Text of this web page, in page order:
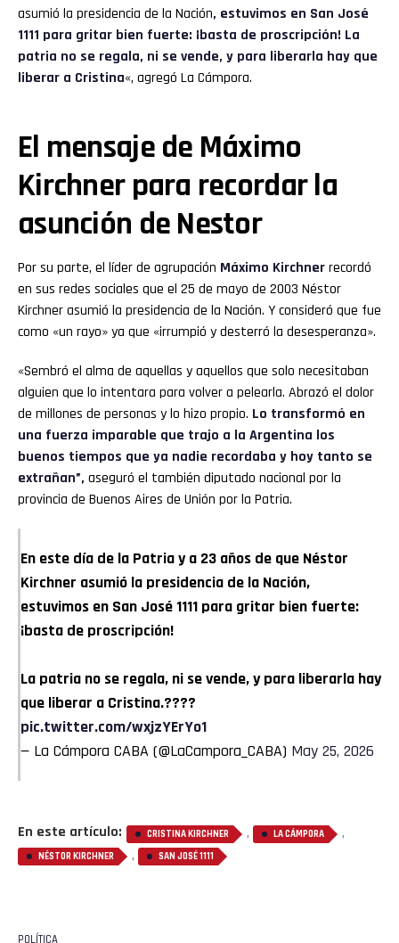
asumió la presidencia de la Nación, estuvimos en San José
1111 para gritar bien fuerte: ¡basta de proscripción! La
patria no se regala, ni se vende, y para liberarla hay que
liberar a Cristina«, agregó La Cámpora.
El mensaje de Máximo
Kirchner para recordar la
asunción de Nestor
Por su parte, el líder de agrupación Máximo Kirchnerrecordó
en sus redes sociales que el 25 de mayo de 2003 Néstor
Kirchner asumió la presidencia de la Nación. Y consideró que fue
como «un rayo» ya que «irrumpió y desterró la desesperanza».
«Sembró el alma de aquellas y aquellos que solo necesitaban
alguien que lo intentara para volver a pelearla. Abrazó el dolor
de millones de personas y lo hizo propio. Lo transformó en
una fuerza imparable que trajo a la Argentina los
buenos tiempos que ya nadie recordaba y hoy tanto se
extrañan”, aseguró el también diputado nacional por la
provincia de Buenos Aires de Unión por la Patria.
En este día de la Patria y a 23 años de que Néstor
Kirchner asumió la presidencia de la Nación,
estuvimos en San José 1111 para gritar bien fuerte:
¡basta de proscripción!
La patria no se regala, ni se vende, y para liberarla hay
que liberar a Cristina.????
pic.twitter.com/wxjzYErYo1
— La Cámpora CABA (@LaCampora_CABA) May 25, 2026
En este artículo: CRISTINA KIRCHNER , LA CÁMPORA ,
NÉSTOR KIRCHNER , SAN JOSÉ 1111
POLÍTICA